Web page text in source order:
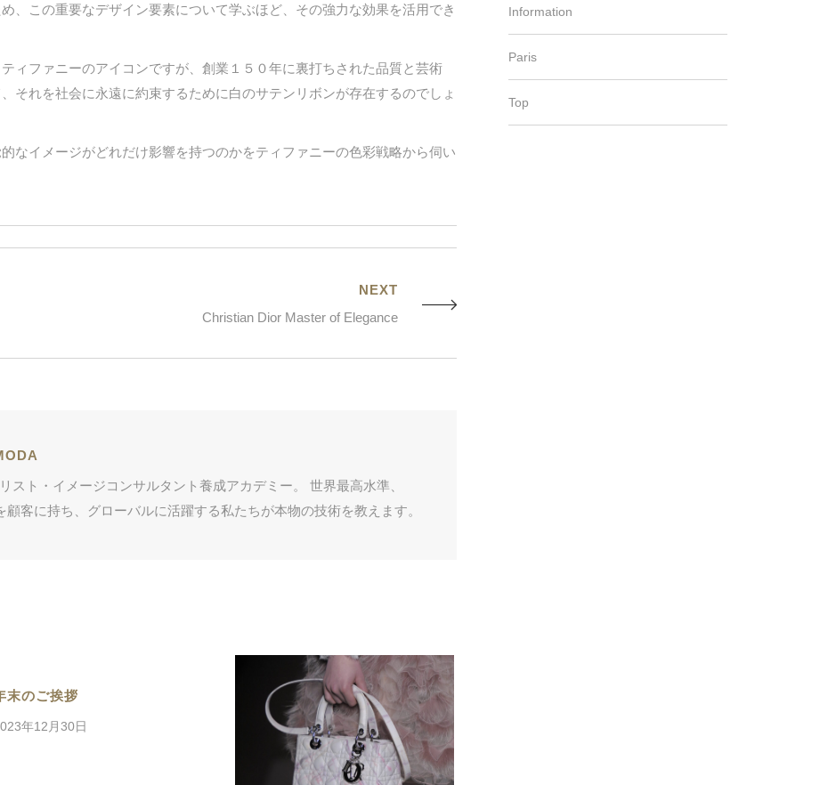
、この重要なデザイン要素について学ぶほど、その強力な効果を活用でき
ィファニーのアイコンですが、創業１５０年に裏打ちされた品質と芸術
それを社会に永遠に約束するために白のサテンリボンが存在するのでしょ
なイメージがどれだけ影響を持つのかをティファニーの色彩戦略から伺い
NEXT
Christian Dior Master of Elegance
スト・イメージコンサルタント養成アカデミー。 世界最高水準、
顧客に持ち、グローバルに活躍する私たちが本物の技術を教えます。
末のご挨拶
年12月30日
Information
Paris
Top